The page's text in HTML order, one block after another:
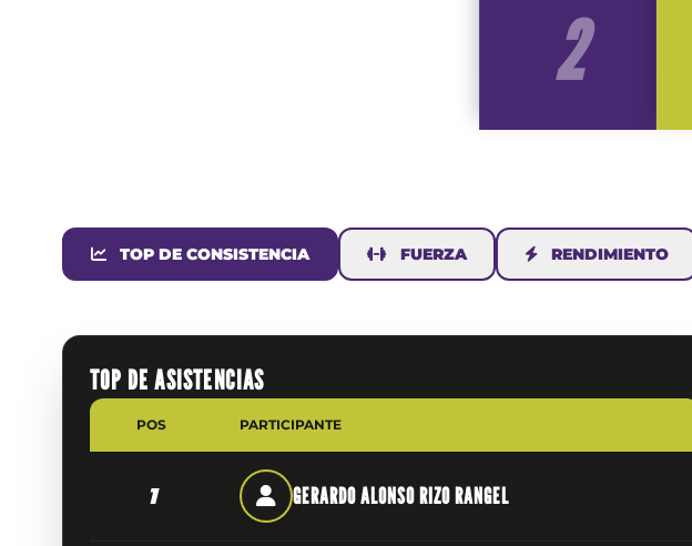
2
TOP DE CONSISTENCIA FUERZA RENDIMIENTO
TOP DE ASISTENCIAS
POS PARTICIPANTE
1 GERARDO ALONSO RIZO RANGEL